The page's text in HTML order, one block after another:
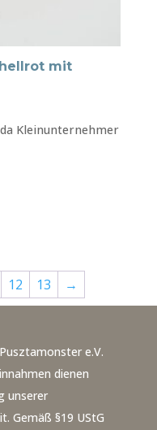
mit
Kleinunternehmer
12 13 →
e.V.
dienen
unserer
Gemäß §19 UStG